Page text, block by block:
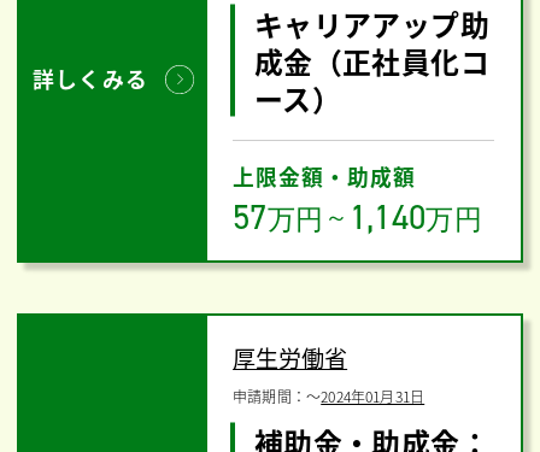
詳しくみる
キャリアアップ助
成金（正社員化コ
ース）
上限金額・助成額
57万円 ～ 1,140万円
厚生労働省
申請期間：〜2024年01月31日
補助金・助成金：